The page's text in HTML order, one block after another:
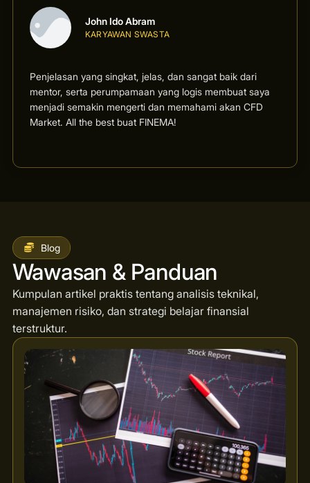
John Ido Abram
KARYAWAN SWASTA
Penjelasan yang singkat, jelas, dan sangat baik dari
mentor, serta perumpamaan yang logis membuat saya
menjadi semakin mengerti dan memahami akan CFD
Market. All the best buat FINEMA!
Blog
Wawasan & Panduan
Kumpulan artikel praktis tentang analisis teknikal,
manajemen risiko, dan strategi belajar finansial
terstruktur.